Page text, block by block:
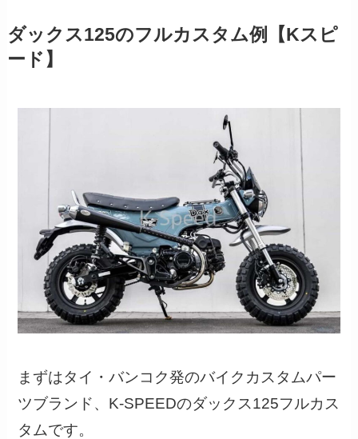
ダックス125のフルカスタム例【Kスピ
ード】
まずはタイ・バンコク発のバイクカスタムパー
ツブランド、K-SPEEDのダックス125フルカス
タムです。